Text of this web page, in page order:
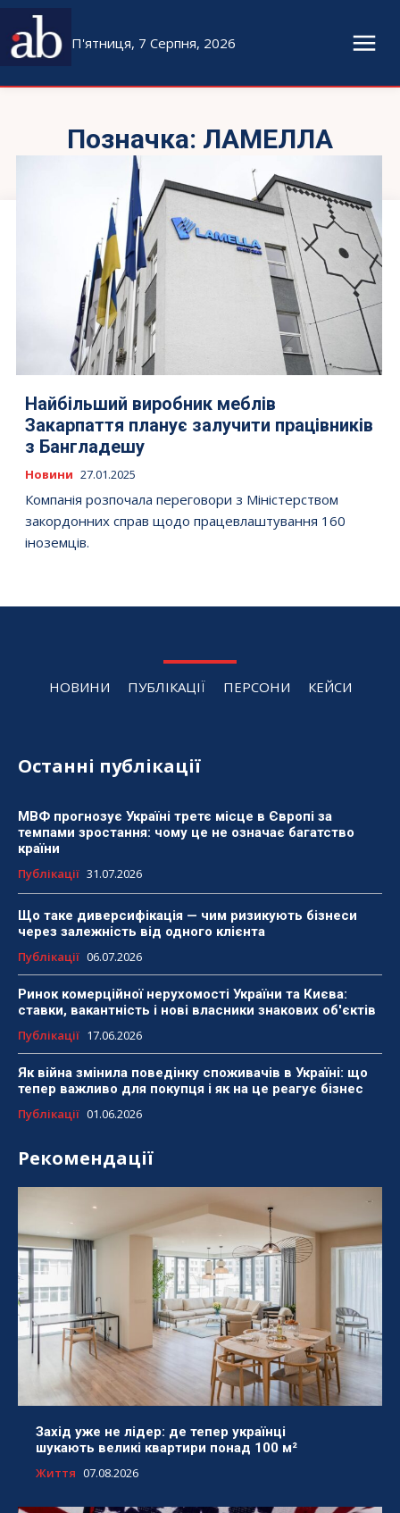
П'ятниця, 7 Серпня, 2026
Позначка: ЛАМЕЛЛА
Найбільший виробник меблів
Закарпаття планує залучити працівників
з Бангладешу
Новини 27.01.2025
Компанія розпочала переговори з Міністерством
закордонних справ щодо працевлаштування 160
іноземців.
НОВИНИ ПУБЛІКАЦІЇ ПЕРСОНИ КЕЙСИ
Останні публікації
МВФ прогнозує Україні третє місце в Європі за
темпами зростання: чому це не означає багатство
країни
Публікації 31.07.2026
Що таке диверсифікація — чим ризикують бізнеси
через залежність від одного клієнта
Публікації 06.07.2026
Ринок комерційної нерухомості України та Києва:
ставки, вакантність і нові власники знакових об'єктів
Публікації 17.06.2026
Як війна змінила поведінку споживачів в Україні: що
тепер важливо для покупця і як на це реагує бізнес
Публікації 01.06.2026
Рекомендації
Захід уже не лідер: де тепер українці
шукають великі квартири понад 100 м²
Життя 07.08.2026